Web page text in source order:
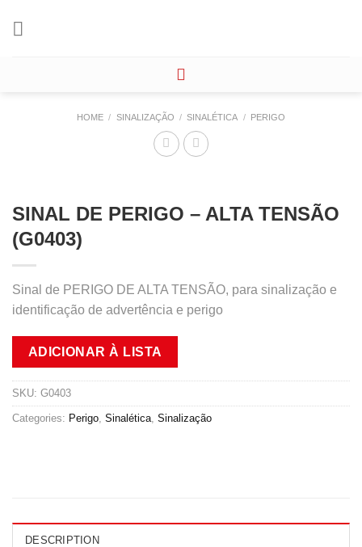
HOME / SINALIZAÇÃO / SINALÉTICA / PERIGO
SINAL DE PERIGO – ALTA TENSÃO
(G0403)
Sinal de PERIGO DE ALTA TENSÃO, para sinalização e
identificação de advertência e perigo
ADICIONAR À LISTA
SKU: G0403
Categories: Perigo Sinalética Sinalização
DESCRIPTION